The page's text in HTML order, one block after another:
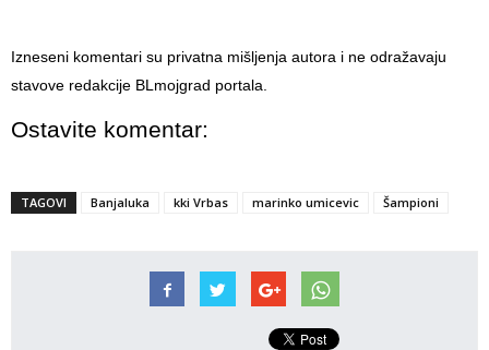
Izneseni komentari su privatna mišljenja autora i ne odražavaju
stavove redakcije BLmojgrad portala.
Ostavite komentar:
TAGOVI Banjaluka kki Vrbas marinko umicevic Šampioni